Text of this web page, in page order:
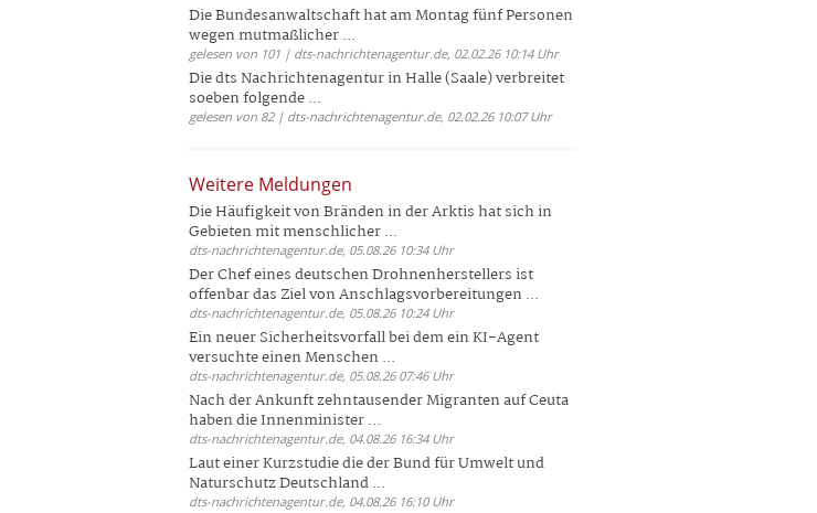
Die Bundesanwaltschaft hat am Montag fünf Personen
wegen mutmaßlicher ...
gelesen von 101 | dts-nachrichtenagentur.de, 02.02.26 10:14 Uhr
Die dts Nachrichtenagentur in Halle (Saale) verbreitet
soeben folgende ...
gelesen von 82 | dts-nachrichtenagentur.de, 02.02.26 10:07 Uhr
Weitere Meldungen
Die Häufigkeit von Bränden in der Arktis hat sich in
Gebieten mit menschlicher ...
dts-nachrichtenagentur.de, 05.08.26 10:34 Uhr
Der Chef eines deutschen Drohnenherstellers ist
offenbar das Ziel von Anschlagsvorbereitungen ...
dts-nachrichtenagentur.de, 05.08.26 10:24 Uhr
Ein neuer Sicherheitsvorfall bei dem ein KI-Agent
versuchte einen Menschen ...
dts-nachrichtenagentur.de, 05.08.26 07:46 Uhr
Nach der Ankunft zehntausender Migranten auf Ceuta
haben die Innenminister ...
dts-nachrichtenagentur.de, 04.08.26 16:34 Uhr
Laut einer Kurzstudie die der Bund für Umwelt und
Naturschutz Deutschland ...
dts-nachrichtenagentur.de, 04.08.26 16:10 Uhr